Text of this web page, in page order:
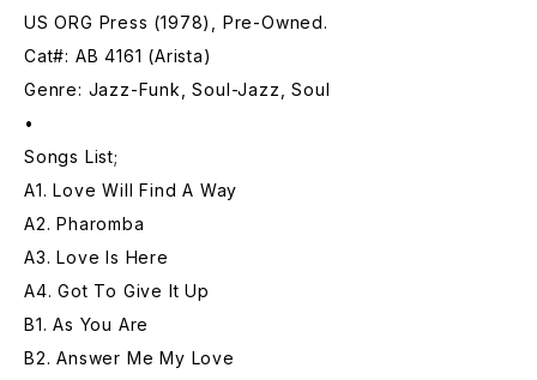
US ORG Press (1978), Pre-Owned.
Cat#: AB 4161 (Arista)
Genre: Jazz-Funk, Soul-Jazz, Soul
•
Songs List;
A1. Love Will Find A Way
A2. Pharomba
A3. Love Is Here
A4. Got To Give It Up
B1. As You Are
B2. Answer Me My Love